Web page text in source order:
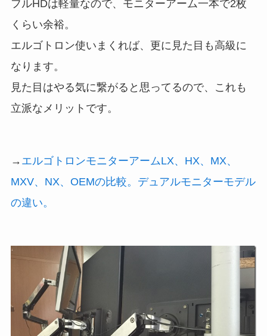
フルHDは軽量なので、モニターアーム一本で2枚
くらい余裕。
エルゴトロン使いまくれば、更に見た目も高級に
なります。
見た目はやる気に繋がると思ってるので、これも
立派なメリットです。
→ エルゴトロンモニターアームLX、HX、MX、
MXV、NX、OEMの比較。デュアルモニターモデル
の違い。